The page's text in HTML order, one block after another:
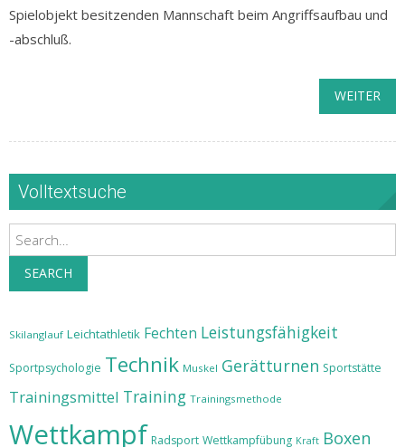
Spielobjekt besitzenden Mannschaft beim Angriffsaufbau und
-abschluß.
WEITER
Volltextsuche
Search
SEARCH
Skilanglauf Leichtathletik Fechten Leistungsfähigkeit
Sportpsychologie Technik Muskel Gerätturnen Sportstätte
Trainingsmittel Training Trainingsmethode
Wettkampf Radsport Wettkampfübung Kraft Boxen